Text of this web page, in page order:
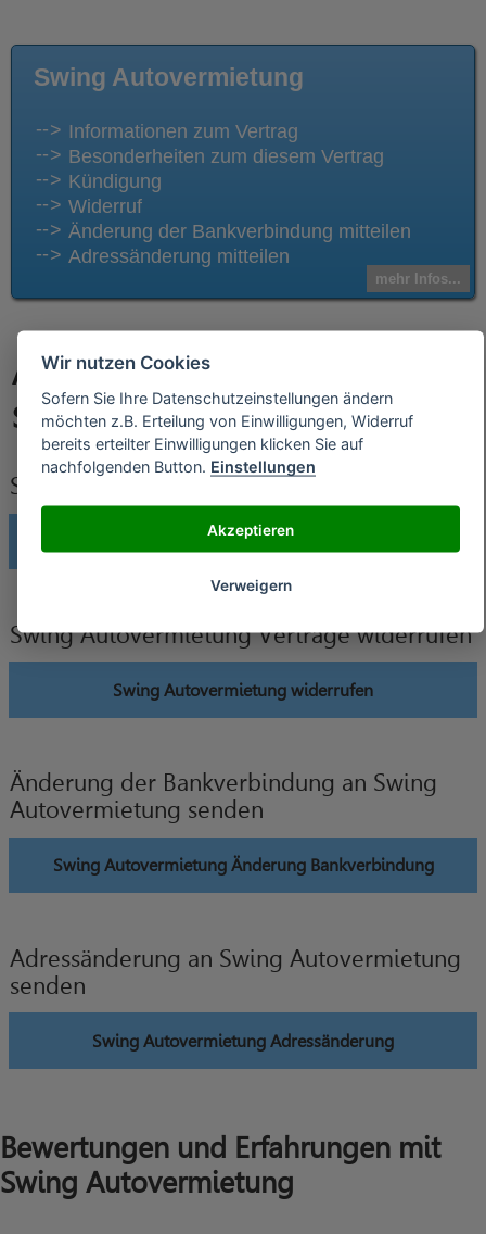
Swing Autovermietung
Informationen zum Vertrag
Besonderheiten zum diesem Vertrag
Kündigung
Widerruf
Änderung der Bankverbindung mitteilen
Adressänderung mitteilen
mehr Infos...
Andere Abos und Verträge von
Swing Autovermietung
Swing Autovermietung Verträge kündigen
Swing Autovermietung kündigen
Swing Autovermietung Verträge widerrufen
Swing Autovermietung widerrufen
Änderung der Bankverbindung an Swing
Autovermietung senden
Swing Autovermietung Änderung Bankverbindung
Adressänderung an Swing Autovermietung
senden
Swing Autovermietung Adressänderung
Bewertungen und Erfahrungen mit
Swing Autovermietung
Wir nutzen Cookies
Sofern Sie Ihre Datenschutzeinstellungen ändern
möchten z.B. Erteilung von Einwilligungen, Widerruf
bereits erteilter Einwilligungen klicken Sie auf
nachfolgenden Button. Einstellungen
Akzeptieren
Verweigern